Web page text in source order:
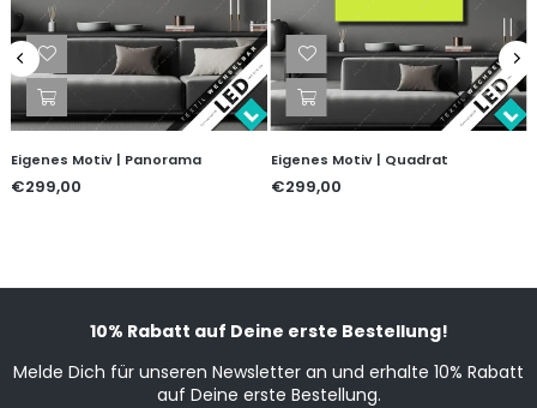
Eigenes Motiv | Panorama
€299,00
Eigenes Motiv | Quadrat
€299,00
10% Rabatt auf Deine erste Bestellung!
Melde Dich für unseren Newsletter an und erhalte 10% Rabatt
auf Deine erste Bestellung.